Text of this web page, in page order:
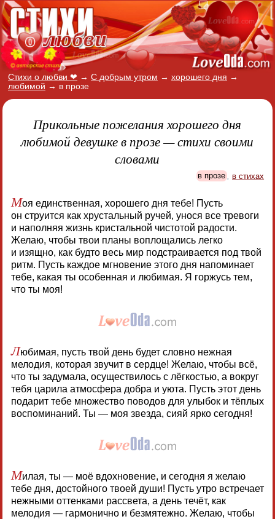
Стихи о любви ❤ → С добрым утром → хорошего дня →
любимой → в прозе
Прикольные пожелания хорошего дня
любимой девушке в прозе — стихи своими
словами
в прозе в стихах
Моя единственная, хорошего дня тебе! Пусть
он струится как хрустальный ручей, унося все тревоги
и наполняя жизнь кристальной чистотой радости.
Желаю, чтобы твои планы воплощались легко
и изящно, как будто весь мир подстраивается под твой
ритм. Пусть каждое мгновение этого дня напоминает
тебе, какая ты особенная и любимая. Я горжусь тем,
что ты моя!
Любимая, пусть твой день будет словно нежная
мелодия, которая звучит в сердце! Желаю, чтобы всё,
что ты задумала, осуществилось с лёгкостью, а вокруг
тебя царила атмосфера добра и уюта. Пусть этот день
подарит тебе множество поводов для улыбок и тёплых
воспоминаний. Ты — моя звезда, сияй ярко сегодня!
Милая, ты — моё вдохновение, и сегодня я желаю
тебе дня, достойного твоей души! Пусть утро встречает
нежными оттенками рассвета, а день течёт, как
мелодия — гармонично и безмятежно. Желаю, чтобы